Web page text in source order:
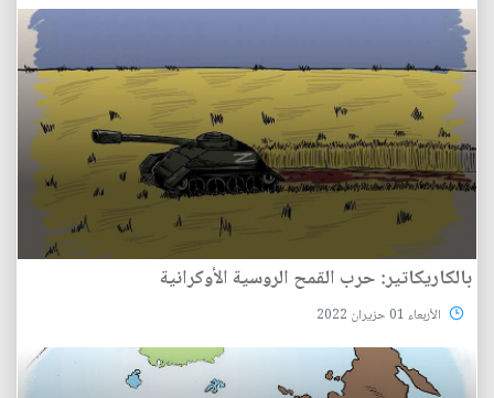
بالكاريكاتير: حرب القمح الروسية الأوكرانية
الأربعاء 01 حزيران 2022